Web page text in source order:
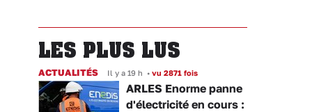
LES PLUS LUS
ACTUALITÉS Il y a 19 h • vu 2871 fois
ARLES Enorme panne
d'électricité en cours :